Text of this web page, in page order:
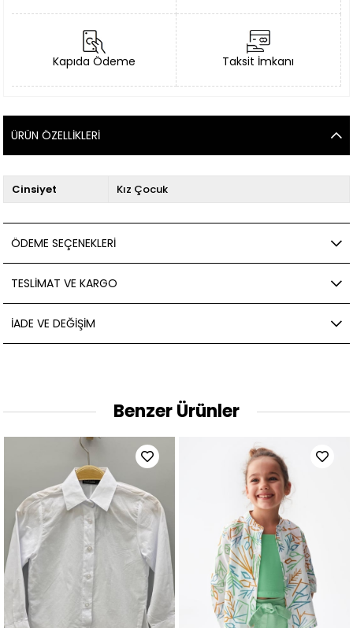
Kapıda Ödeme Taksit İmkanı
ÜRÜN ÖZELLIKLERI
Cinsiyet Kız Çocuk
ÖDEME SEÇENEKLERI
TESLIMAT VE KARGO
İADE VE DEĞIŞIM
Benzer Ürünler